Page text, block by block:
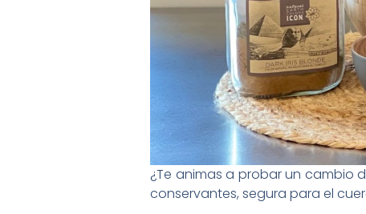
¿Te animas a probar un cambio
conservantes, segura para el